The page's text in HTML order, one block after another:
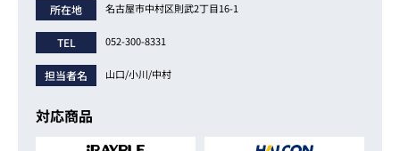
所在地 名古屋市中村区則武2丁目16-1
TEL 052-300-8331
担当者名 山口/小川/中村
対応商品